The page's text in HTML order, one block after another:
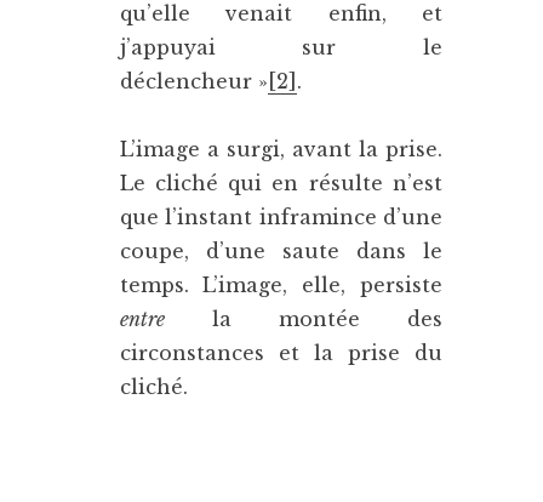
qu’elle venait enfin, et
j’appuyai sur le
déclencheur » [2] .
L’image a surgi, avant la prise.
Le cliché qui en résulte n’est
que l’instant inframince d’une
coupe, d’une saute dans le
temps. L’image, elle, persiste
entrela montée des
circonstances et la prise du
cliché.